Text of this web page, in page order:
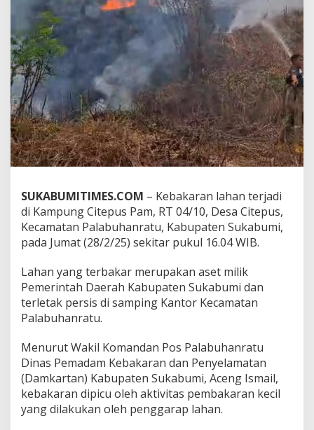
b
u
n
u
B
e
r
h
i
l
D
i
k
n
d
a
l
a
n
,
D
a
m
SUKABUMITIMES.COM – Kebakaran lahan terjadi
di Kampung Citepus Pam, RT 04/10, Desa Citepus,
Kecamatan Palabuhanratu, Kabupaten Sukabumi,
pada Jumat (28/2/25) sekitar pukul 16.04 WIB.
Lahan yang terbakar merupakan aset milik
Pemerintah Daerah Kabupaten Sukabumi dan
terletak persis di samping Kantor Kecamatan
Palabuhanratu.
Menurut Wakil Komandan Pos Palabuhanratu
Dinas Pemadam Kebakaran dan Penyelamatan
(Damkartan) Kabupaten Sukabumi, Aceng Ismail,
kebakaran dipicu oleh aktivitas pembakaran kecil
yang dilakukan oleh penggarap lahan.